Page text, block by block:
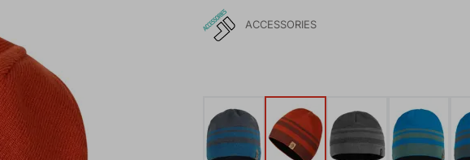
ACCESSORIES